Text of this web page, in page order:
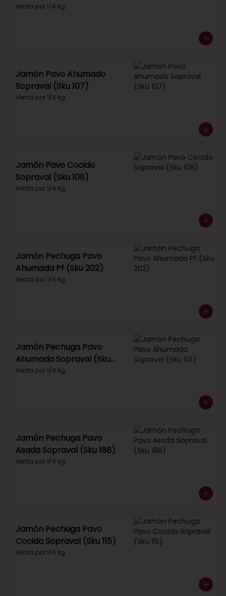
Venta por 1/4 kg.
Jamón Pavo Ahumado
Sopraval (Sku 107)
Venta por 1/4 kg.
Jamón Pavo Cocido
Sopraval (Sku 108)
Venta por 1/4 kg.
Jamón Pechuga Pavo
Ahumada Pf (Sku 202)
Venta por 1/4 kg.
Jamón Pechuga Pavo
Ahumada Sopraval (Sku
114)
Venta por 1/4 kg.
Jamón Pechuga Pavo
Asada Sopraval (Sku 188)
Venta por 1/4 kg.
Jamón Pechuga Pavo
Cocida Sopraval (Sku 115)
Venta por 1/4 kg.